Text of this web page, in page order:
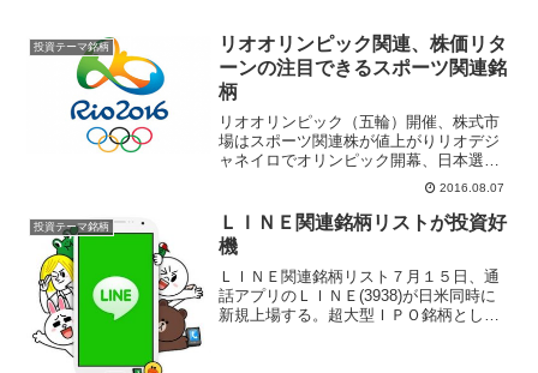
投資テーマ銘柄
リオオリンピック関連、株価リタ
ーンの注目できるスポーツ関連銘
柄
リオオリンピック（五輪）開催、株式市
場はスポーツ関連株が値上がりリオデジ
ャネイロでオリンピック開幕、日本選手
団は男子水泳４００メートル個人メドレ
ーで萩野公介選手が今大会で日本選手金
メダル第１号となった。今大会の日本人
選手は水泳、体操、レスリ...
2016.08.07
投資テーマ銘柄
ＬＩＮＥ関連銘柄リストが投資好
機
ＬＩＮＥ関連銘柄リスト７月１５日、通
話アプリのＬＩＮＥ(3938)が日米同時に
新規上場する。超大型ＩＰＯ銘柄として